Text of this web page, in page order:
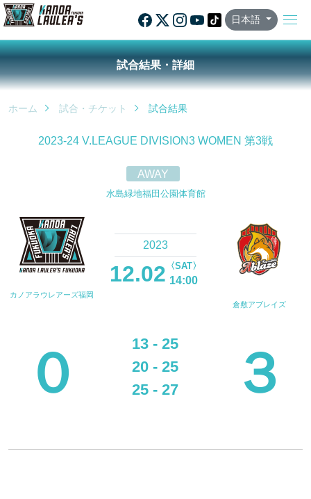
日本語
試合結果・詳細
ホーム 試合・チケット 試合結果
2023-24 V.LEAGUE DIVISION3 WOMEN 第3戦
AWAY
水島緑地福田公園体育館
カノアラウレアーズ福岡
2023
12.02 〈SAT〉
14:00
倉敷アブレイズ
０
13 - 25
20 - 25
25 - 27
３